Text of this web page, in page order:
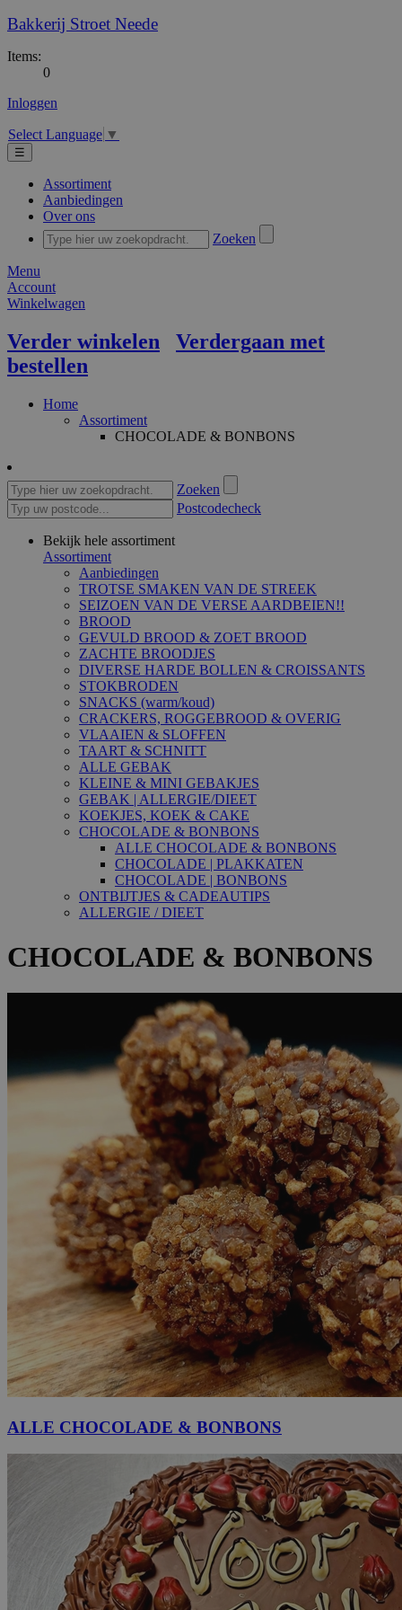
Bakkerij Stroet Neede
Items:
0
Inloggen
Select Language ▼
☰
Assortiment
Aanbiedingen
Over ons
Zoeken
Menu
Account
Winkelwagen
Verder winkelen
Verdergaan met
bestellen
Home
Assortiment
CHOCOLADE & BONBONS
Zoeken
Postcodecheck
Bekijk hele assortiment
Assortiment
Aanbiedingen
TROTSE SMAKEN VAN DE STREEK
SEIZOEN VAN DE VERSE AARDBEIEN!!
BROOD
GEVULD BROOD & ZOET BROOD
ZACHTE BROODJES
DIVERSE HARDE BOLLEN & CROISSANTS
STOKBRODEN
SNACKS (warm/koud)
CRACKERS, ROGGEBROOD & OVERIG
VLAAIEN & SLOFFEN
TAART & SCHNITT
ALLE GEBAK
KLEINE & MINI GEBAKJES
GEBAK | ALLERGIE/DIEET
KOEKJES, KOEK & CAKE
CHOCOLADE & BONBONS
ALLE CHOCOLADE & BONBONS
CHOCOLADE | PLAKKATEN
CHOCOLADE | BONBONS
ONTBIJTJES & CADEAUTIPS
ALLERGIE / DIEET
CHOCOLADE & BONBONS
ALLE CHOCOLADE & BONBONS